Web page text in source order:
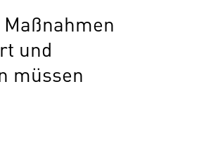
und
müssen